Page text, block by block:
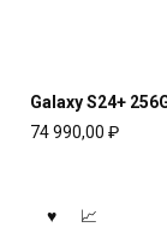
Galaxy S24+
74 990,00 ₽